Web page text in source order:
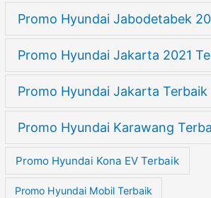
Promo Hyundai Jabodetabek
Promo Hyundai Jakarta 2021
Promo Hyundai Jakarta Terbaik
Promo Hyundai Karawang
Promo Hyundai Kona EV Terbaik
Promo Hyundai Mobil Terbaik